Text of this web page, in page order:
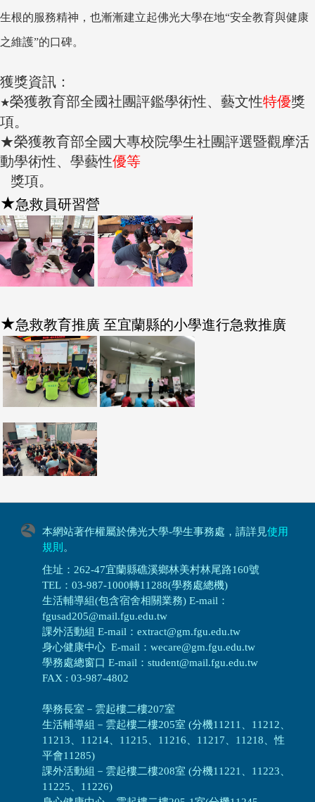
生根的服務精神，也漸漸建立起佛光大學在地“安全教育與健康
之維護”的口碑。
獲獎資訊：
★榮獲教育部全國社團評鑑學術性、藝文性特優獎
項。
★榮獲教育部全國大專校院學生社團評選暨觀摩活
動學術性、學藝性優等
獎項。
★急救員研習營
★急救教育推廣 至宜蘭縣的小學進行急救推廣
本網站著作權屬於佛光大學-學生事務處，請詳見使用
規則 。
住址：262-47宜蘭縣礁溪鄉林美村林尾路160號
TEL：03-987-1000轉11288(學務處總機)
生活輔導組(包含宿舍相關業務) E-mail：
fgusad205@mail.fgu.edu.tw
課外活動組 E-mail：extract@gm.fgu.edu.tw
身心健康中心 E-mail：wecare@gm.fgu.edu.tw
學務處總窗口 E-mail：student@mail.fgu.edu.tw
FAX : 03-987-4802
學務長室－雲起樓二樓207室
生活輔導組 － 雲起樓二樓205室 (分機11211、11212、
11213、11214、11215、11216、11217、11218、性
平會11285)
課外活動組 － 雲起樓二樓208室 (分機11221、11223、
11225、11226)